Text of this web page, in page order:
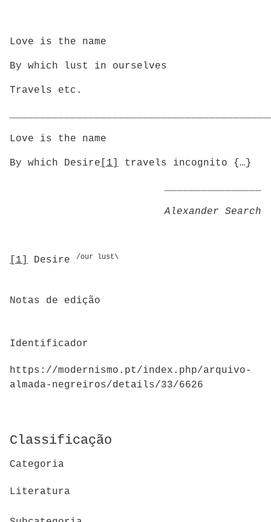
Love is the name
By which lust in ourselves
Travels etc.
Love is the name
By which Desire [1] travels incognito {…}
Alexander Search
[1] Desire /our lust\
Notas de edição
Identificador
https://modernismo.pt/index.php/arquivo-
almada-negreiros/details/33/6626
Classificação
Categoria
Literatura